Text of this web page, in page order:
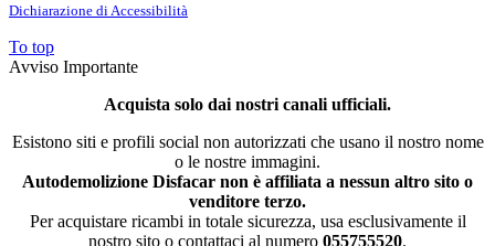
Dichiarazione di Accessibilità
To top
Avviso Importante
Acquista solo dai nostri canali ufficiali.
Esistono siti e profili social non autorizzati che usano il nostro nome
o le nostre immagini.
Autodemolizione Disfacar non è affiliata a nessun altro sito o
venditore terzo.
Per acquistare ricambi in totale sicurezza, usa esclusivamente il
nostro sito o contattaci al numero 055755520.